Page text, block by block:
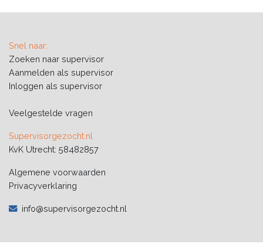
Snel naar:
Zoeken naar supervisor
Aanmelden als supervisor
Inloggen als supervisor
Veelgestelde vragen
Supervisorgezocht.nl
KvK Utrecht: 58482857
Algemene voorwaarden
Privacyverklaring
info@supervisorgezocht.nl